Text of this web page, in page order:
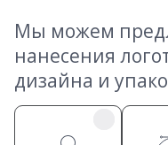
Мы можем
нанесения
дизайна и